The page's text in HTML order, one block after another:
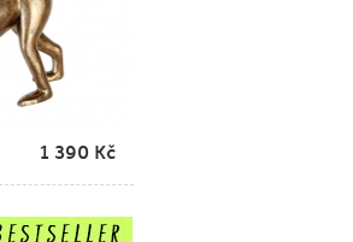
1 390 Kč